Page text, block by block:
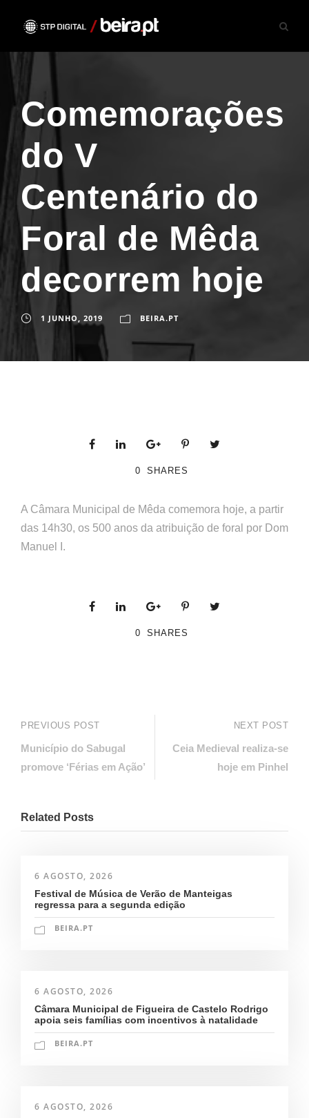
Comemorações
do V
Centenário do
Foral de Mêda
decorrem hoje
1 JUNHO, 2019 BEIRA.PT
0 SHARES
A Câmara Municipal de Mêda comemora hoje, a partir
das 14h30, os 500 anos da atribuição de foral por Dom
Manuel I.
0 SHARES
PREVIOUS POST
Município do Sabugal
promove ‘Férias em Ação’
NEXT POST
Ceia Medieval realiza-se
hoje em Pinhel
Related Posts
6 AGOSTO, 2026
Festival de Música de Verão de Manteigas
regressa para a segunda edição
BEIRA.PT
6 AGOSTO, 2026
Câmara Municipal de Figueira de Castelo Rodrigo
apoia seis famílias com incentivos à natalidade
BEIRA.PT
6 AGOSTO, 2026